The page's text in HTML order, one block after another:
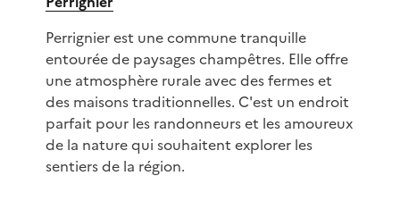
Perrignier est une commune tranquille
entourée de paysages champêtres. Elle offre
une atmosphère rurale avec des fermes et
des maisons traditionnelles. C'est un endroit
parfait pour les randonneurs et les amoureux
de la nature qui souhaitent explorer les
sentiers de la région.